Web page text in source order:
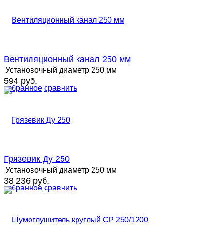
избранное сравнить
Вентиляционный канал 250 мм
Установочный диаметр 250 мм
594 руб.
избранное сравнить
Грязевик Ду 250
Установочный диаметр 250 мм
38 236 руб.